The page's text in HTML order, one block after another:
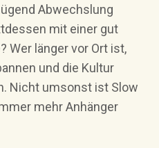
Abwechslung
mit einer gut
Wer länger vor Ort ist,
und die Kultur
Nicht umsonst ist Slow
mehr Anhänger